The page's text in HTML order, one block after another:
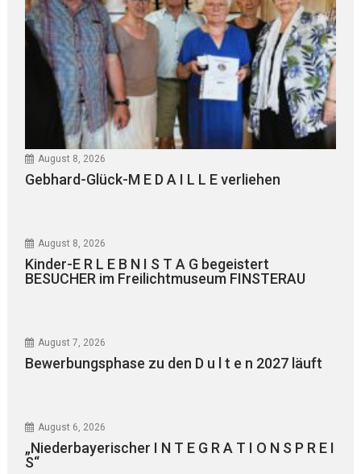
August 8, 2026
Gebhard-Glück-M E D A I L L E verliehen
August 8, 2026
Kinder-E R L E B N I S T A G begeistert
BESUCHER im Freilichtmuseum FINSTERAU
August 7, 2026
Bewerbungsphase zu den D u l t e n 2027 läuft
August 6, 2026
„Niederbayerischer I N T E G R A T I O N S P R E I
S“